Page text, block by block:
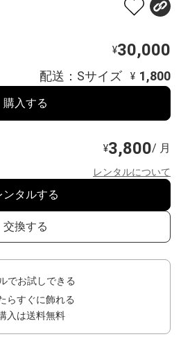
¥30,000
配送：Sサイズ ¥ 1,800
購入する
¥3,800/ 月
レンタルについて
ンタルする
交換する
でお試しできる
らすぐに飾れる
入は送料無料